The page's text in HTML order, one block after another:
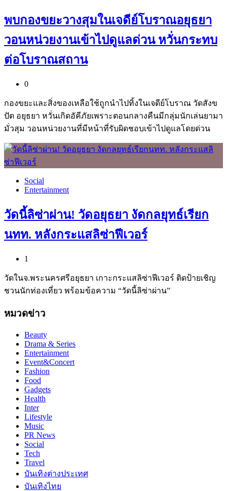
พบกองขยะวางสุมในเจดีย์โบราณอยุธยา
วอนหน่วยงานเข้าไปดูแลด่วน หวั่นกระทบ
ต่อโบราณสถาน
0
กองขยะและสิ่งของเหลือใช้ถูกนำไปทิ้งในเจดีย์โบราณ วัดสังข
ปัต อยุธยา หวั่นเกิดอัคีภัยเพราะตอนกลางคืนมีกลุ่มนักเล่นยามา
มั่วสุม วอนหน่วยงานที่มีหน้าที่รับผิดชอบเข้าไปดูแลโดยด่วน
Social
Entertainment
วัดนี้ลิซ่าผ่าน! วัดอยุธยา งัดกลยุทธ์เรียก
นทท. หลังกระแสลิซ่าฟีเวอร์
1
วัดในจ.พระนครศรีอยุธยา เกาะกระแสลิซ่าฟีเวอร์ ติดป้ายเชิญ
ชวนนักท่องเที่ยว พร้อมข้อความ “วัดนี้ลิซ่าผ่าน”
หมวดข่าว
Beauty
Drama & Series
Entertainment
Event&Concert
Fashion
Food
Gadgets
Health
Inter
Lifestyle
Music
PR News
Social
Tech
Travel
บันเทิงต่างประเทศ
บันเทิงไทย